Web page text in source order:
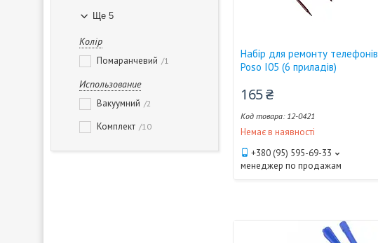
Ще 5
Колір
Помаранчевий 1
Использование
Вакуумний 2
Комплект 10
Набір для ремонту телефонів
Poso I05 (6 приладів)
165 ₴
12-0421
Немає в наявності
+380 (95) 595-69-33
менеджер по продажам